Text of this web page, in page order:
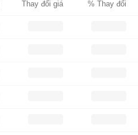
Thay đổi giá % Thay đổi